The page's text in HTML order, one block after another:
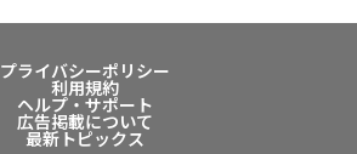
プライバシーポリシー
利用規約
ヘルプ・サポート
広告掲載について
最新トピックス